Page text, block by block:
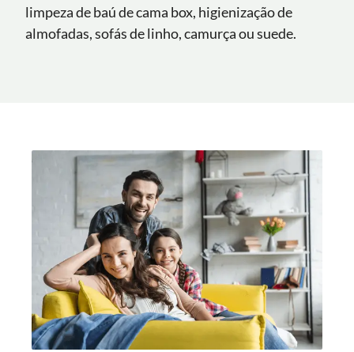
limpeza de baú de cama box, higienização de
almofadas, sofás de linho, camurça ou suede.